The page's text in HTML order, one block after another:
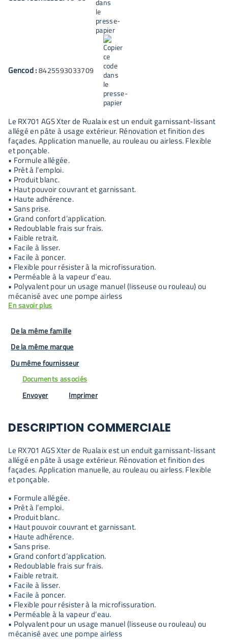
Gencod :8425593033709
Le RX701 AGS Xter de Rualaix est un enduit garnissant-lissant
allégé en pâte à usage extérieur. Rénovation et finition des
façades. Application manuelle, au rouleau ou airless. Flexible
et ponçable.
• Formule allégée.
• Prêt à l’emploi.
• Produit blanc.
• Haut pouvoir couvrant et garnissant.
• Haute adhérence.
• Sans prise.
• Grand confort d’application.
• Redoublable frais sur frais.
• Faible retrait.
• Facile à lisser.
• Facile à poncer.
• Flexible pour résister à la microfissuration.
• Perméable à la vapeur d’eau.
• Polyvalent pour un usage manuel (lisseuse ou rouleau) ou
mécanisé avec une pompe airless
En savoir plus
De la même famille
De la même marque
Du même fournisseur
Documents associés
Envoyer
Imprimer
DESCRIPTION COMMERCIALE
Le RX701 AGS Xter de Rualaix est un enduit garnissant-lissant
allégé en pâte à usage extérieur. Rénovation et finition des
façades. Application manuelle, au rouleau ou airless. Flexible
et ponçable.
• Formule allégée.
• Prêt à l’emploi.
• Produit blanc.
• Haut pouvoir couvrant et garnissant.
• Haute adhérence.
• Sans prise.
• Grand confort d’application.
• Redoublable frais sur frais.
• Faible retrait.
• Facile à lisser.
• Facile à poncer.
• Flexible pour résister à la microfissuration.
• Perméable à la vapeur d’eau.
• Polyvalent pour un usage manuel (lisseuse ou rouleau) ou
mécanisé avec une pompe airless